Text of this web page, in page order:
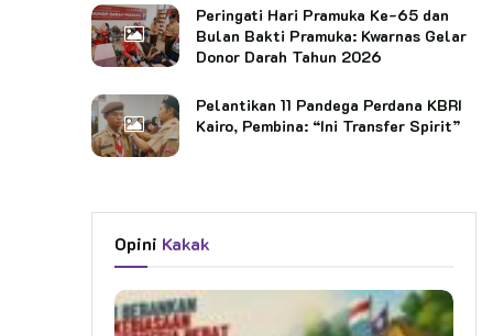
Peringati Hari Pramuka Ke-65 dan
Bulan Bakti Pramuka: Kwarnas Gelar
Donor Darah Tahun 2026
Pelantikan 11 Pandega Perdana KBRI
Kairo, Pembina: “Ini Transfer Spirit”
Opini Kakak